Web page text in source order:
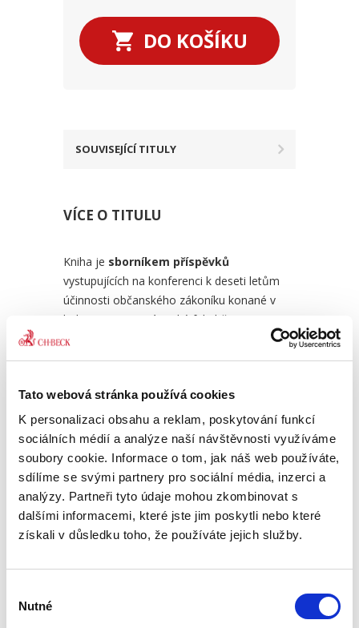
Tato webová stránka používá cookies
K personalizaci obsahu a reklam, poskytování funkcí
sociálních médií a analýze naší návštěvnosti využíváme
soubory cookie. Informace o tom, jak náš web používáte,
sdílíme se svými partnery pro sociální média, inzerci a
analýzy. Partneři tyto údaje mohou zkombinovat s
dalšími informacemi, které jste jim poskytli nebo které
získali v důsledku toho, že používáte jejich služby.
souhlasu
Nutné
DO KOŠÍKU
SOUVISEJÍCÍ TITULY
690,00 Kč
VÍCE O TITULU
Kniha je sborníkem příspěvků
vystupujících na konferenci k deseti letům
účinnosti občanského zákoníku konané v
lednu 2024 na Právnické fakultě UP v
Olomouci. Jejími spoluautory jsou soudci
Nejvyššího soudu, notáři, představitelé
občanského zákoníku. V rámci vybraných
otázek se autoři zaměřují na zhodnocení
deseti let praktické aplikace právní úpravy
občanského zákoníku, jakož i zákona o
obchodních korporacích.
V rámci příspěvků se čtenář může seznámit
se zhodnocením deseti let života
fondů, či s tématy jako jsou zásahy do